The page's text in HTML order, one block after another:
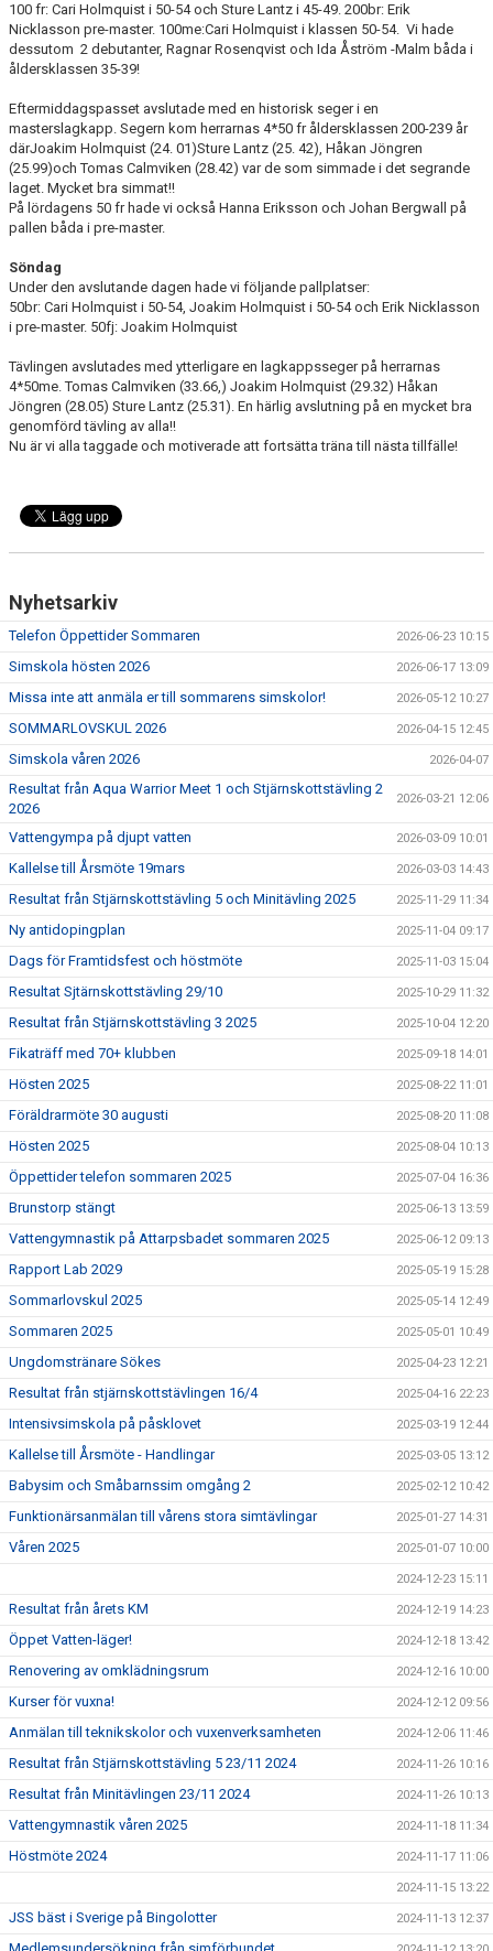
100 fr: Cari Holmquist i 50-54 och Sture Lantz i 45-49. 200br: Erik
Nicklasson pre-master. 100me:Cari Holmquist i klassen 50-54. Vi hade
dessutom 2 debutanter, Ragnar Rosenqvist och Ida Åström -Malm båda i
åldersklassen 35-39!
Eftermiddagspasset avslutade med en historisk seger i en
masterslagkapp. Segern kom herrarnas 4*50 fr åldersklassen 200-239 år
därJoakim Holmquist (24. 01)Sture Lantz (25. 42), Håkan Jöngren
(25.99)och Tomas Calmviken (28.42) var de som simmade i det segrande
laget. Mycket bra simmat!!
På lördagens 50 fr hade vi också Hanna Eriksson och Johan Bergwall på
pallen båda i pre-master.
Söndag
Under den avslutande dagen hade vi följande pallplatser:
50br: Cari Holmquist i 50-54, Joakim Holmquist i 50-54 och Erik Nicklasson
i pre-master. 50fj: Joakim Holmquist
Tävlingen avslutades med ytterligare en lagkappsseger på herrarnas
4*50me. Tomas Calmviken (33.66,) Joakim Holmquist (29.32) Håkan
Jöngren (28.05) Sture Lantz (25.31). En härlig avslutning på en mycket bra
genomförd tävling av alla!!
Nu är vi alla taggade och motiverade att fortsätta träna till nästa tillfälle!
Nyhetsarkiv
Telefon Öppettider Sommaren 2026-06-23 10:15
Simskola hösten 2026 2026-06-17 13:09
Missa inte att anmäla er till sommarens simskolor! 2026-05-12 10:27
SOMMARLOVSKUL 2026 2026-04-15 12:45
Simskola våren 2026 2026-04-07
Resultat från Aqua Warrior Meet 1 och Stjärnskottstävling 2
2026
2026-03-21 12:06
Vattengympa på djupt vatten 2026-03-09 10:01
Kallelse till Årsmöte 19mars 2026-03-03 14:43
Resultat från Stjärnskottstävling 5 och Minitävling 2025 2025-11-29 11:34
Ny antidopingplan 2025-11-04 09:17
Dags för Framtidsfest och höstmöte 2025-11-03 15:04
Resultat Sjtärnskottstävling 29/10 2025-10-29 11:32
Resultat från Stjärnskottstävling 3 2025 2025-10-04 12:20
Fikaträff med 70+ klubben 2025-09-18 14:01
Hösten 2025 2025-08-22 11:01
Föräldrarmöte 30 augusti 2025-08-20 11:08
Hösten 2025 2025-08-04 10:13
Öppettider telefon sommaren 2025 2025-07-04 16:36
Brunstorp stängt 2025-06-13 13:59
Vattengymnastik på Attarpsbadet sommaren 2025 2025-06-12 09:13
Rapport Lab 2029 2025-05-19 15:28
Sommarlovskul 2025 2025-05-14 12:49
Sommaren 2025 2025-05-01 10:49
Ungdomstränare Sökes 2025-04-23 12:21
Resultat från stjärnskottstävlingen 16/4 2025-04-16 22:23
Intensivsimskola på påsklovet 2025-03-19 12:44
Kallelse till Årsmöte - Handlingar 2025-03-05 13:12
Babysim och Småbarnssim omgång 2 2025-02-12 10:42
Funktionärsanmälan till vårens stora simtävlingar 2025-01-27 14:31
Våren 2025 2025-01-07 10:00
2024-12-23 15:11
Resultat från årets KM 2024-12-19 14:23
Öppet Vatten-läger! 2024-12-18 13:42
Renovering av omklädningsrum 2024-12-16 10:00
Kurser för vuxna! 2024-12-12 09:56
Anmälan till teknikskolor och vuxenverksamheten 2024-12-06 11:46
Resultat från Stjärnskottstävling 5 23/11 2024 2024-11-26 10:16
Resultat från Minitävlingen 23/11 2024 2024-11-26 10:13
Vattengymnastik våren 2025 2024-11-18 11:34
Höstmöte 2024 2024-11-17 11:06
2024-11-15 13:22
JSS bäst i Sverige på Bingolotter 2024-11-13 12:37